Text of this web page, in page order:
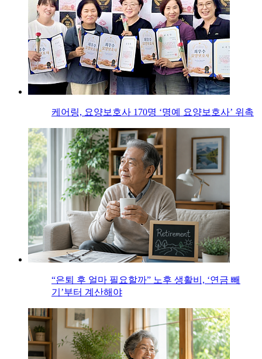
케어링, 요양보호사 170명 ‘명예 요양보호사’ 위촉
“은퇴 후 얼마 필요할까” 노후 생활비, ‘연금 빼
기’부터 계산해야